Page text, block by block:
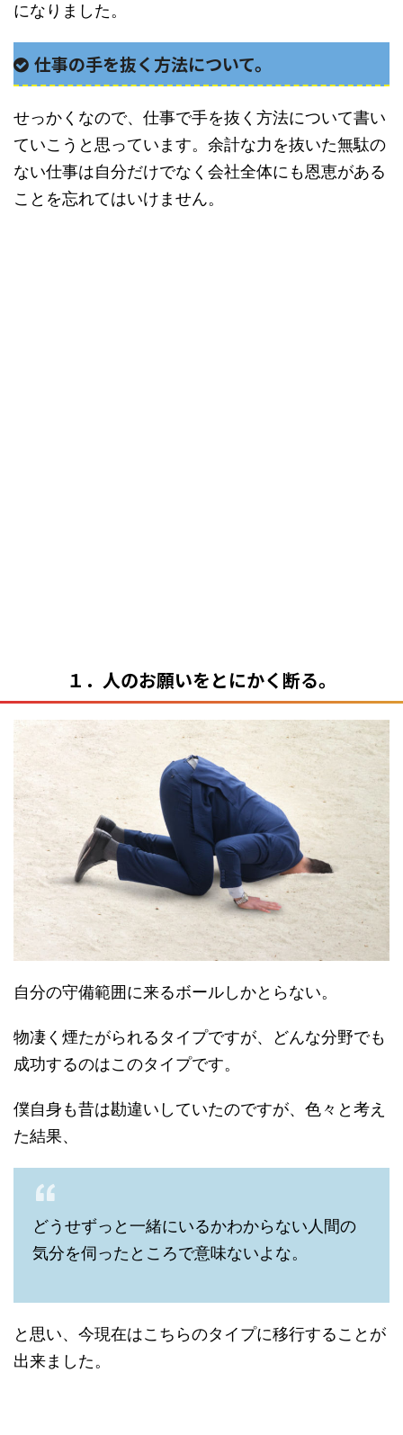
になりました。
仕事の手を抜く方法について。
せっかくなので、仕事で手を抜く方法について書い
ていこうと思っています。余計な力を抜いた無駄の
ない仕事は自分だけでなく会社全体にも恩恵がある
ことを忘れてはいけません。
１．人のお願いをとにかく断る。
自分の守備範囲に来るボールしかとらない。
物凄く煙たがられるタイプですが、どんな分野でも
成功するのはこのタイプです。
僕自身も昔は勘違いしていたのですが、色々と考え
た結果、
どうせずっと一緒にいるかわからない人間の
気分を伺ったところで意味ないよな。
と思い、今現在はこちらのタイプに移行することが
出来ました。